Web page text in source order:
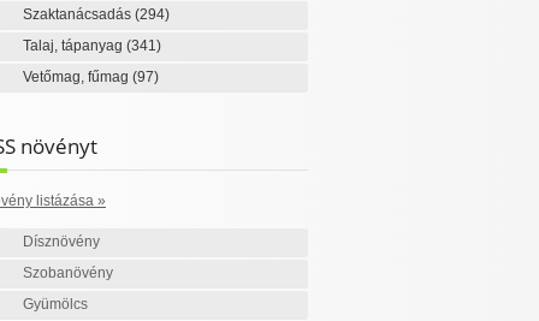
Szaktanácsadás (294)
Talaj, tápanyag (341)
Vetőmag, fűmag (97)
növényt
listázása »
Dísznövény
Szobanövény
Gyümölcs